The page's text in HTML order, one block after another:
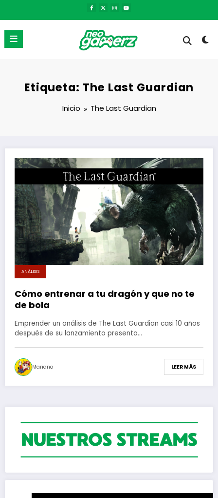
contenido
Etiqueta: The Last Guardian
Inicio The Last Guardian
ANÁLISIS
Cómo entrenar a tu dragón y que no te
de bola
Emprender un análisis de The Last Guardian casi 10 años
después de su lanzamiento presenta…
Mariano LEER MÁS